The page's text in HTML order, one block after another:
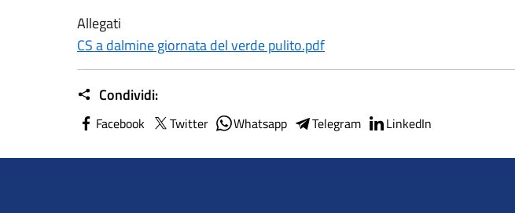
Allegati
CS a dalmine giornata del verde pulito.pdf
Condividi:
Facebook Twitter Whatsapp Telegram LinkedIn